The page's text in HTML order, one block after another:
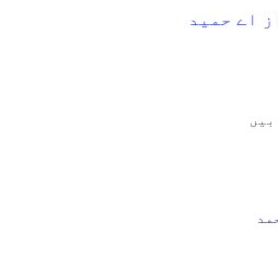
اے حمید